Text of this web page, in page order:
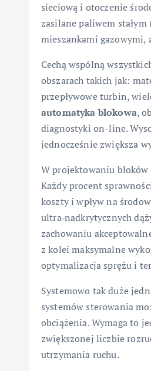
sieciową i otoczenie
zasilane paliwem stałym
mieszankami
Cechą wspólną
obszarach takich jak:
przepływowe turbin,
automatyka blokowa,
diagnostyki on-line.
jednocześnie zwiększa
W projektowaniu bloków
Każdy procent
koszty i wpływ na
ultra‑nadkrytycznych
zachowaniu
z kolei maksymalne
optymalizacja sprężu i
Systemowo tak duże
systemów sterowania
obciążenia. Wymaga to
zwiększonej liczbie
utrzymania ruchu.